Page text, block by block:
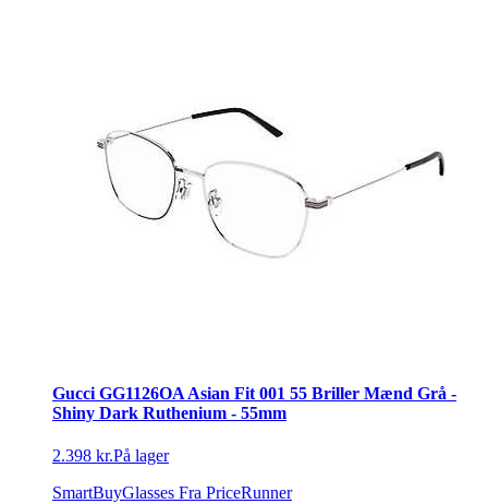
Gucci GG1126OA Asian Fit 001 55 Briller Mænd Grå -
Shiny Dark Ruthenium - 55mm
2.398 kr.På lager
SmartBuyGlasses Fra PriceRunner